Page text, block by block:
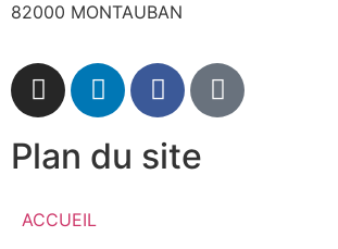
82000 MONTAUBAN
Plan du site
ACCUEIL